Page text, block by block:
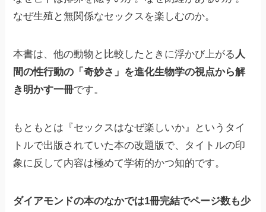
なぜ生殖と無関係なセックスを楽しむのか。
本書は、他の動物と比較したときに浮かび上がる 人
間の性行動の「奇妙さ」を進化生物学の視点から解
き明かす一冊です。
もともとは『セックスはなぜ楽しいか』というタイ
トルで出版されていた本の改題版で、タイトルの印
象に反して内容は極めて学術的かつ知的です。
ダイアモンドの本のなかでは1冊完結でページ数も少